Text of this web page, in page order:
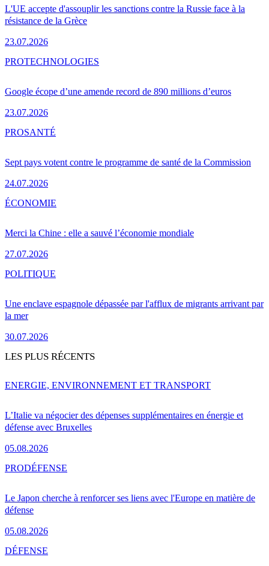
L'UE accepte d'assouplir les sanctions contre la Russie face à la
résistance de la Grèce
23.07.2026
Google écope d’une amende record de 890 millions d’euros
23.07.2026
PROTECHNOLOGIES
Sept pays votent contre le programme de santé de la Commission
24.07.2026
PROSANTÉ
Merci la Chine : elle a sauvé l’économie mondiale
27.07.2026
ÉCONOMIE
Une enclave espagnole dépassée par l'afflux de migrants arrivant par
la mer
30.07.2026
POLITIQUE
LES PLUS RÉCENTS
L’Italie va négocier des dépenses supplémentaires en énergie et
défense avec Bruxelles
05.08.2026
ENERGIE, ENVIRONNEMENT ET TRANSPORT
Le Japon cherche à renforcer ses liens avec l'Europe en matière de
défense
05.08.2026
PRODÉFENSE
DÉFENSE